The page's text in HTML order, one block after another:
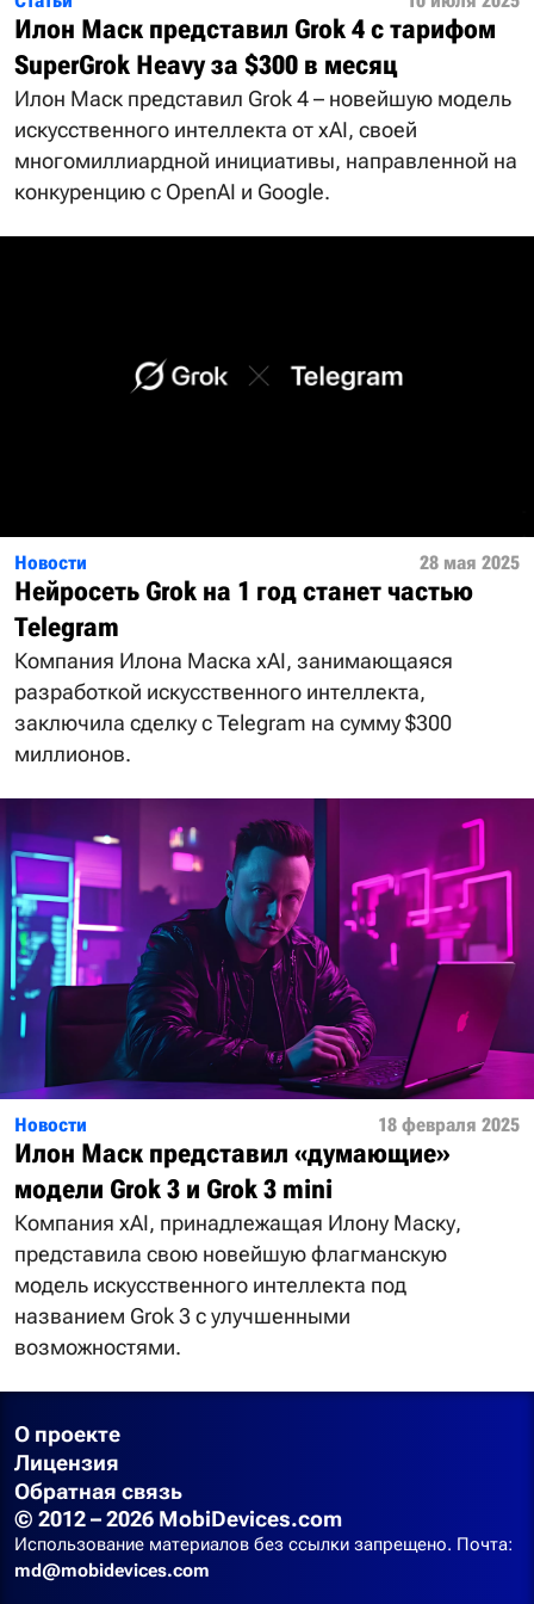
Илон Маск представил Grok 4 с тарифом
SuperGrok Heavy за $300 в месяц
Илон Маск представил Grok 4 – новейшую модель
искусственного интеллекта от xAI, своей
многомиллиардной инициативы, направленной на
конкуренцию с OpenAI и Google.
Новости 28 мая 2025
Нейросеть Grok на 1 год станет частью
Telegram
Компания Илона Маска xAI, занимающаяся
разработкой искусственного интеллекта,
заключила сделку с Telegram на сумму $300
миллионов.
Новости 18 февраля 2025
Илон Маск представил «думающие»
модели Grok 3 и Grok 3 mini
Компания xAI, принадлежащая Илону Маску,
представила свою новейшую флагманскую
модель искусственного интеллекта под
названием Grok 3 с улучшенными
возможностями.
О проекте
Лицензия
Обратная связь
© 2012 – 2026 MobiDevices.com
Использование материалов без ссылки запрещено. Почта:
md@mobidevices.com